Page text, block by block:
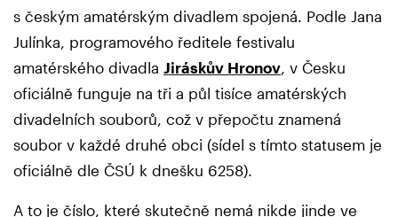
s českým amatérským divadlem spojená. Podle Jana
Julínka, programového ředitele festivalu
amatérského divadla Jiráskův Hronov , v Česku
oficiálně funguje na tři a půl tisíce amatérských
divadelních souborů, což v přepočtu znamená
soubor v každé druhé obci (sídel s tímto statusem je
oficiálně dle ČSÚ k dnešku 6258).
A to je číslo, které skutečně nemá nikde jinde ve